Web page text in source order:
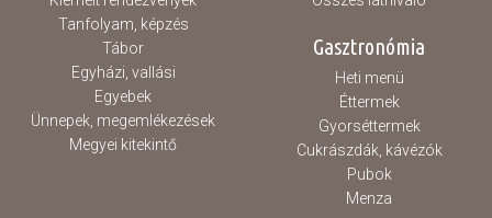
Tanfolyam, képzés
Tábor
Egyházi, vallási
Egyebek
Ünnepek, megemlékezések
Megyei kitekintő
Gasztronómia
Heti menü
Éttermek
Gyorséttermek
Cukrászdák, kávézók
Pubok
Menza